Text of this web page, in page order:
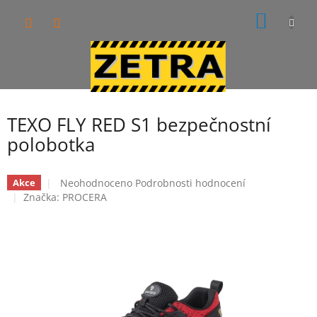
TEXO FLY RED S1 bezpečnostní
polobotka
Akce
Průměrné
hodnocení
Neohodnoceno Podrobnosti hodnocení
Značka: PROCERA